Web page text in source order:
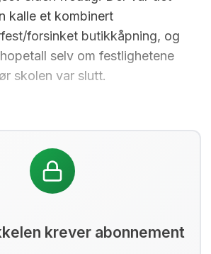
kalle et kombinert
forsinket butikkåpning, og
selv om festlighetene
skolen var slutt.
krever abonnement